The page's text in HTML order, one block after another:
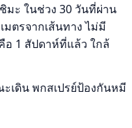
มะ ในช่วง 30 วันที่ผ่าน
ตรจากเส้นทาง ไม่มี
อ 1 สัปดาห์ที่แล้ว ใกล้
เดิน พกสเปรย์ป้องกันหมี